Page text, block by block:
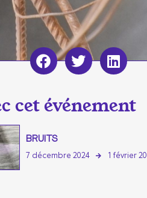
BRUITS
7 décembre 2024 1 février